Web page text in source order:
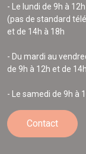
- Le lundi de 9h à 12h
(pas de standard
et de 14h à 18h
- Du mardi au
de 9h à 12h et de
- Le samedi de 9h à
Contact